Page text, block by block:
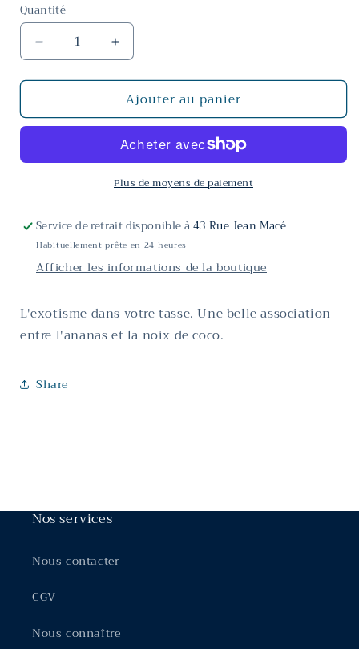
Quantité
Réduire
la
quantité
Infusion
Augmenter
la
quantité
de
Infusion
Colada
Ajouter au panier
Plus de moyens de paiement
Service de retrait disponible à43 Rue Jean Macé
Habituellement prête en 24 heures
Afficher les informations de la boutique
L'exotisme dans votre tasse. Une belle association
entre l'ananas et la noix de coco.
Share
Nos services
Nous contacter
CGV
Nous connaître